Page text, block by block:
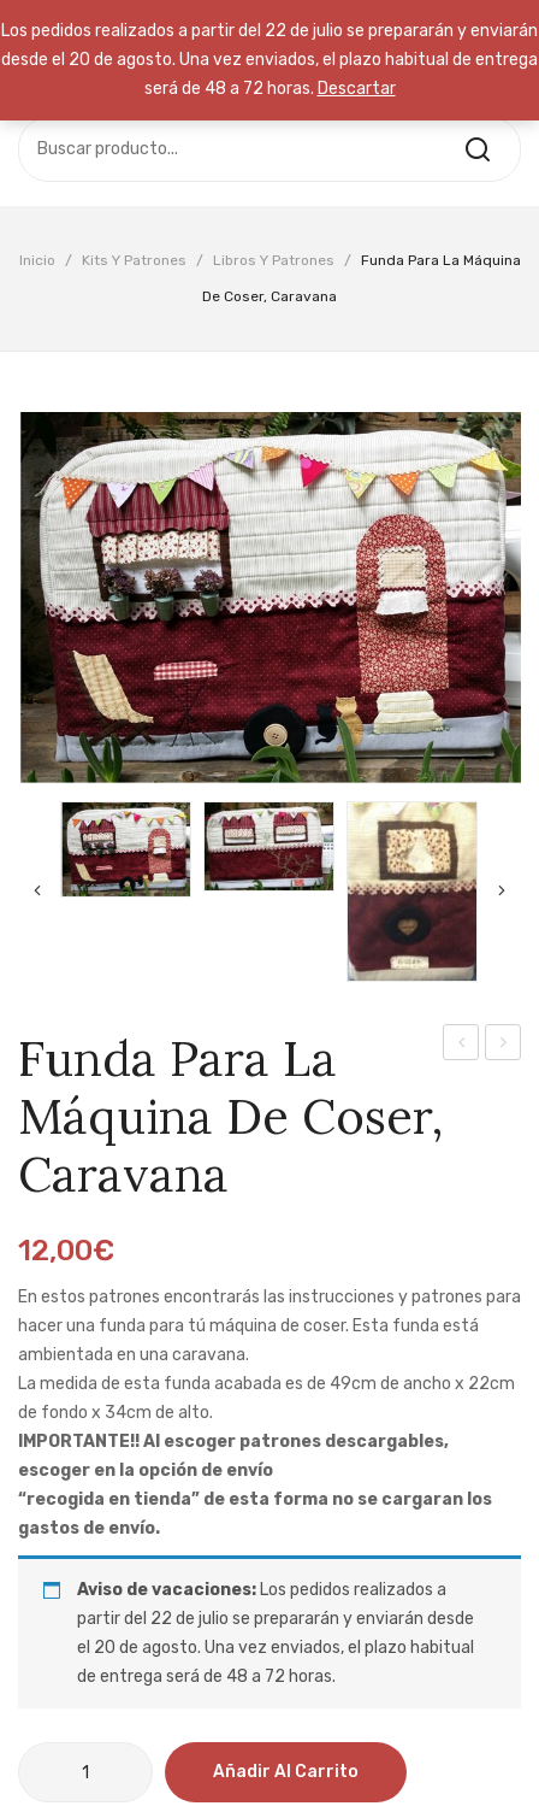
TIENDA
Call Support: (+800) 123 456 789
No hay productos en el carrito.
Inicio / Kits Y Patrones / Libros Y Patrones / Funda Para La Máquina
De Coser, Caravana
Funda Para La
Máquina De Coser,
Caravana
12,00€
En estos patrones encontrarás las instrucciones y patrones para
hacer una funda para tú máquina de coser. Esta funda está
ambientada en una caravana.
La medida de esta funda acabada es de 49cm de ancho x 22cm
de fondo x 34cm de alto.
IMPORTANTE!! Al escoger patrones descargables,
escoger en la opción de envío
“recogida en tienda” de esta forma no se cargaran los
gastos de envío.
Aviso de vacaciones:Los pedidos realizados a
partir del 22 de julio se prepararán y enviarán desde
el 20 de agosto. Una vez enviados, el plazo habitual
de entrega será de 48 a 72 horas.
Añadir Al Carrito
Los pedidos realizados a partir del 22 de julio se prepararán y enviarán
desde el 20 de agosto. Una vez enviados, el plazo habitual de entrega
será de 48 a 72 horas. Descartar